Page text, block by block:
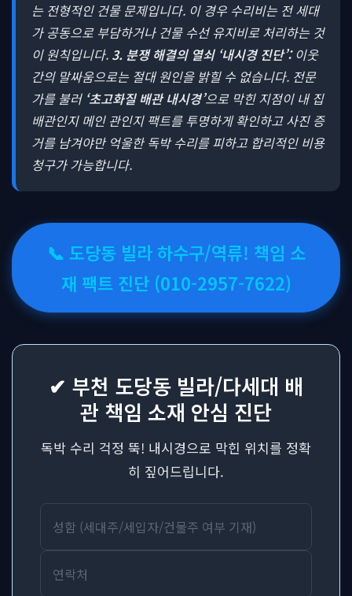
는 전형적인 건물 문제입니다. 이 경우 수리비는 전 세대
가 공동으로 부담하거나 건물 수선 유지비로 처리하는 것
이 원칙입니다. 3. 분쟁 해결의 열쇠 ‘내시경 진단’:이웃
간의 말싸움으로는 절대 원인을 밝힐 수 없습니다. 전문
가를 불러 ‘초고화질 배관 내시경’으로 막힌 지점이 내 집
배관인지 메인 관인지 팩트를 투명하게 확인하고 사진 증
거를 남겨야만 억울한 독박 수리를 피하고 합리적인 비용
청구가 가능합니다.
📞 도당동 빌라 하수구/역류! 책임 소
재 팩트 진단 (010-2957-7622)
✔ 부천 도당동 빌라/다세대 배
관 책임 소재 안심 진단
독박 수리 걱정 뚝! 내시경으로 막힌 위치를 정확
히 짚어드립니다.